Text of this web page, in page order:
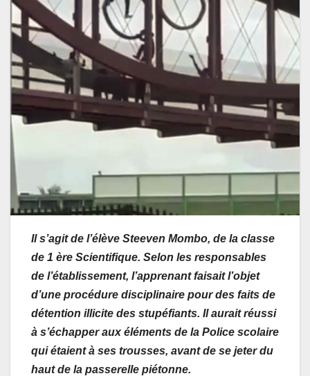
Il s’agit de l’élève Steeven Mombo, de la classe
de 1 ère Scientifique. Selon les responsables
de l’établissement, l’apprenant faisait l’objet
d’une procédure disciplinaire pour des faits de
détention illicite des stupéfiants. Il aurait réussi
à s’échapper aux éléments de la Police scolaire
qui étaient à ses trousses, avant de se jeter du
haut de la passerelle piétonne.